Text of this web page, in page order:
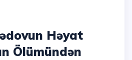
Həyat
Ölümündən